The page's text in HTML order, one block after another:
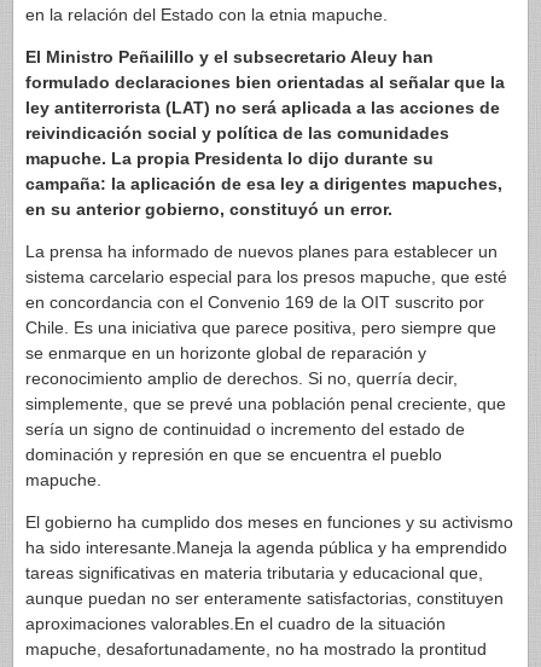
en la relación del Estado con la etnia mapuche.
El Ministro Peñailillo y el subsecretario Aleuy han
formulado declaraciones bien orientadas al señalar que la
ley antiterrorista (LAT) no será aplicada a las acciones de
reivindicación social y política de las comunidades
mapuche. La propia Presidenta lo dijo durante su
campaña: la aplicación de esa ley a dirigentes mapuches,
en su anterior gobierno, constituyó un error.
La prensa ha informado de nuevos planes para establecer un
sistema carcelario especial para los presos mapuche, que esté
en concordancia con el Convenio 169 de la OIT suscrito por
Chile. Es una iniciativa que parece positiva, pero siempre que
se enmarque en un horizonte global de reparación y
reconocimiento amplio de derechos. Si no, querría decir,
simplemente, que se prevé una población penal creciente, que
sería un signo de continuidad o incremento del estado de
dominación y represión en que se encuentra el pueblo
mapuche.
El gobierno ha cumplido dos meses en funciones y su activismo
ha sido interesante.Maneja la agenda pública y ha emprendido
tareas significativas en materia tributaria y educacional que,
aunque puedan no ser enteramente satisfactorias, constituyen
aproximaciones valorables.En el cuadro de la situación
mapuche, desafortunadamente, no ha mostrado la prontitud